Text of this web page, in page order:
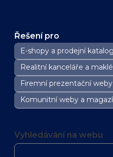
Řešení pro
E-shopy a prodejní
Realitní kanceláře a
Firemní prezentační weby
Komunitní weby a
Vyhledávání na webu